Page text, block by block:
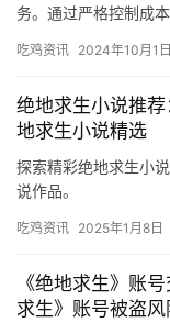
务。通过严格控制成
吃鸡资讯 2024年10月1日
绝地求生小说推
地求生小说精选
探索精彩绝地求生小
说作品。
吃鸡资讯 2025年1月8日
《绝地求生》账
求生》账号被盗